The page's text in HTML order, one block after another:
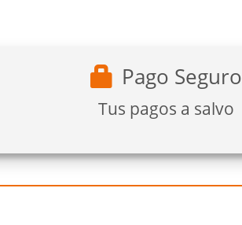
Pago Seguro
Tus pagos a salvo